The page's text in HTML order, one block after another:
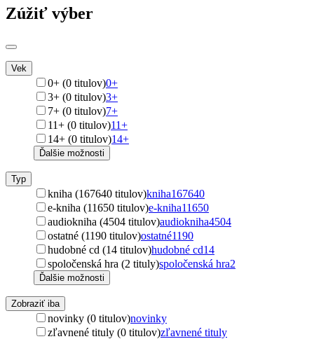
Zúžiť výber
Vek
0+ (0 titulov)0+
3+ (0 titulov)3+
7+ (0 titulov)7+
11+ (0 titulov)11+
14+ (0 titulov)14+
Ďalšie možnosti
Typ
kniha (167640 titulov)kniha167640
e-kniha (11650 titulov)e-kniha11650
audiokniha (4504 titulov)audiokniha4504
ostatné (1190 titulov)ostatné1190
hudobné cd (14 titulov)hudobné cd14
spoločenská hra (2 tituly)spoločenská hra2
Ďalšie možnosti
Zobraziť iba
novinky (0 titulov)novinky
zľavnené tituly (0 titulov)zľavnené tituly